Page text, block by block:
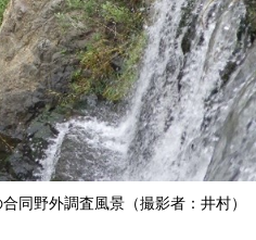
同野外調査風景（撮影者：井村）